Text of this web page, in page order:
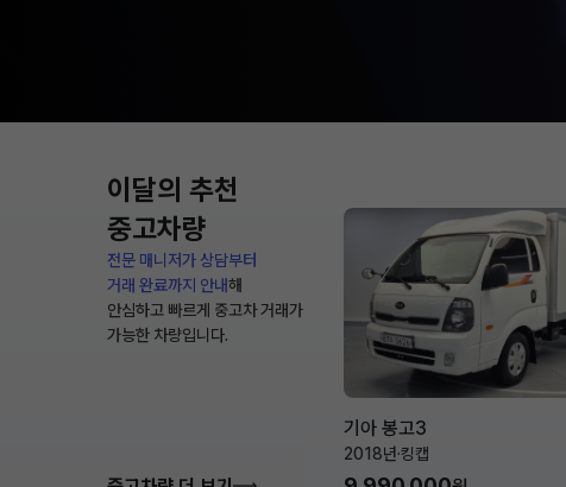
이달의 추천
중고차량
전문 매니저가 상담부터
거래 완료까지 안내해
안심하고 빠르게 중고차 거래가
가능한 차량입니다.
기아 봉고3
2018년·킹캡